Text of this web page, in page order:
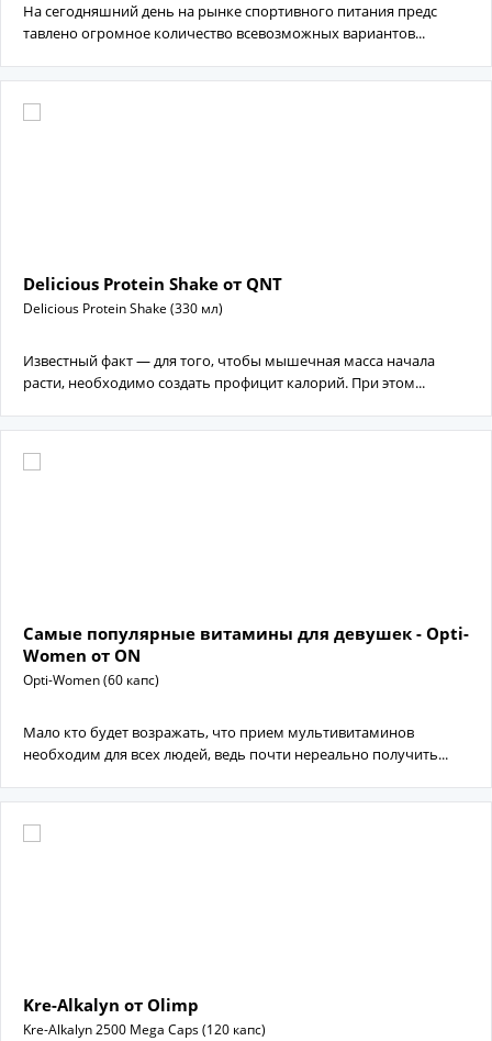
На сегодняшний день на рынке спортивного питания предс
тавлено огромное количество всевозможных вариантов...
Delicious Protein Shake от QNT
Delicious Protein Shake (330 мл)
Известный факт — для того, чтобы мышечная масса начала
расти, необходимо создать профицит калорий. При этом...
Самые популярные витамины для девушек - Opti-
Women от ON
Opti-Women (60 капс)
Мало кто будет возражать, что прием мультивитаминов
необходим для всех людей, ведь почти нереально получить...
Kre-Alkalyn от Olimp
Kre-Alkalyn 2500 Mega Caps (120 капс)